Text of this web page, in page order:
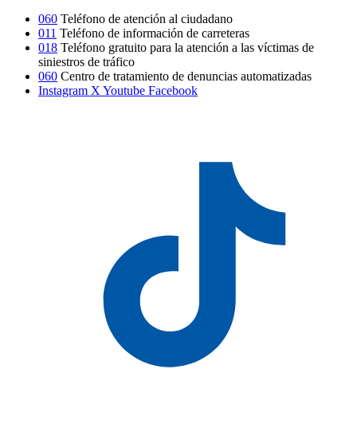
060 Teléfono de atención al ciudadano
011 Teléfono de información de carreteras
018 Teléfono gratuito para la atención a las víctimas de
siniestros de tráfico
060 Centro de tratamiento de denuncias automatizadas
Instagram X Youtube Facebook